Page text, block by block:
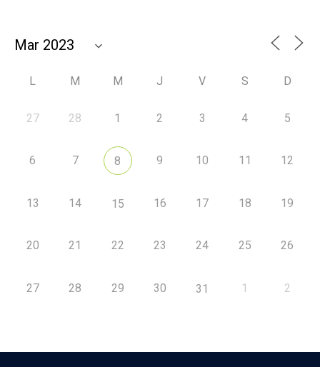
L M M J V S D
27 28 1 2 3 4 5
6 7 8 9 10 11 12
13 14 15 16 17 18 19
20 21 22 23 24 25 26
27 28 29 30 31 1 2